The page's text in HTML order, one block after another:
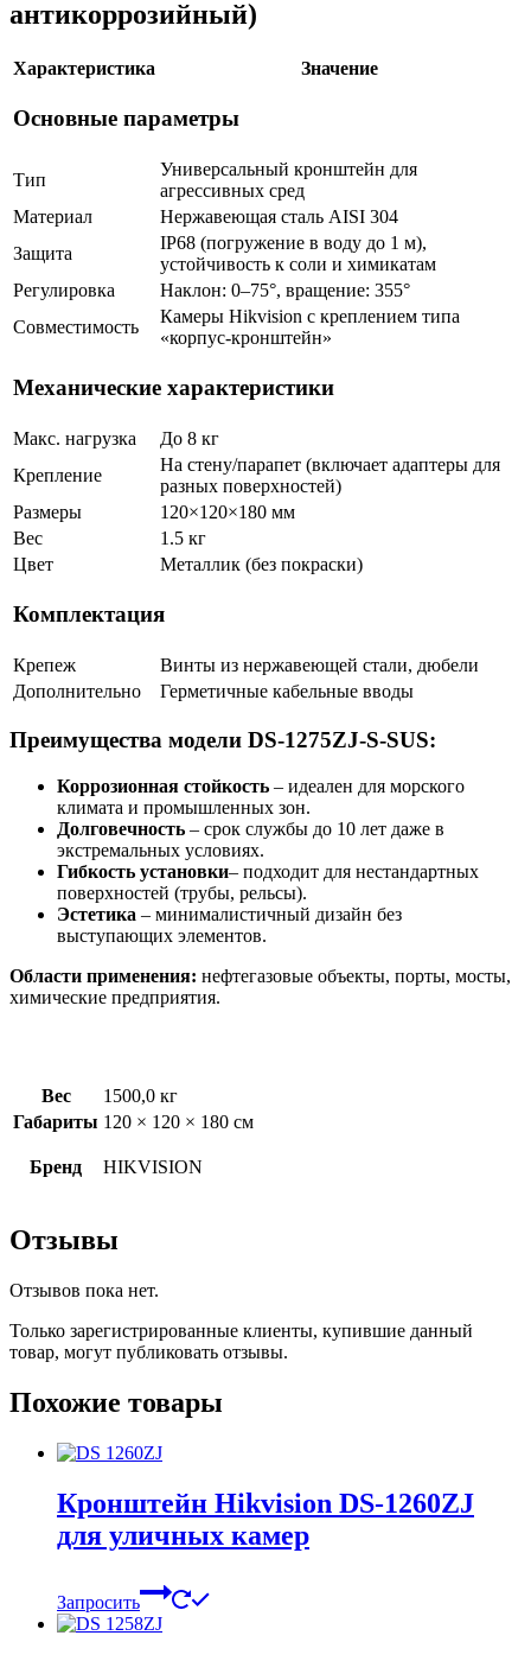
антикоррозийный)
Характеристика Значение
Основные параметры
Тип
Универсальный кронштейн для
агрессивных сред
Материал
Нержавеющая сталь AISI 304
Защита
IP68 (погружение в воду до 1 м),
устойчивость к соли и химикатам
Регулировка
Наклон: 0–75°, вращение: 355°
Совместимость
Камеры Hikvision с креплением типа
«корпус-кронштейн»
Механические характеристики
Макс. нагрузка
До 8 кг
Крепление
На стену/парапет (включает адаптеры для
разных поверхностей)
Размеры
120×120×180 мм
Вес
1.5 кг
Цвет
Металлик (без покраски)
Комплектация
Крепеж
Винты из нержавеющей стали, дюбели
Дополнительно
Герметичные кабельные вводы
Преимущества модели DS-1275ZJ-S-SUS:
Коррозионная стойкость – идеален для морского
климата и промышленных зон.
Долговечность – срок службы до 10 лет даже в
экстремальных условиях.
Гибкость установки– подходит для нестандартных
поверхностей (трубы, рельсы).
Эстетика – минималистичный дизайн без
выступающих элементов.
Области применения: нефтегазовые объекты, порты, мосты,
химические предприятия.
Вес
1500,0 кг
Габариты 120 × 120 × 180 см
Бренд HIKVISION
Отзывы
Отзывов пока нет.
Только зарегистрированные клиенты, купившие данный
товар, могут публиковать отзывы.
Похожие товары
Кронштейн Hikvision DS-1260ZJ
для уличных камер
Запросить